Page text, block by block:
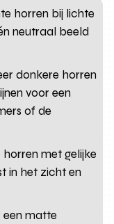
horren bij lichte
neutraal beeld
donkere horren
voor een
of de
met gelijke
in het zicht en
een matte